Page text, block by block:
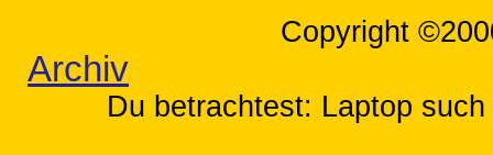
Copyright
Archiv
Du betrachtest: Laptop